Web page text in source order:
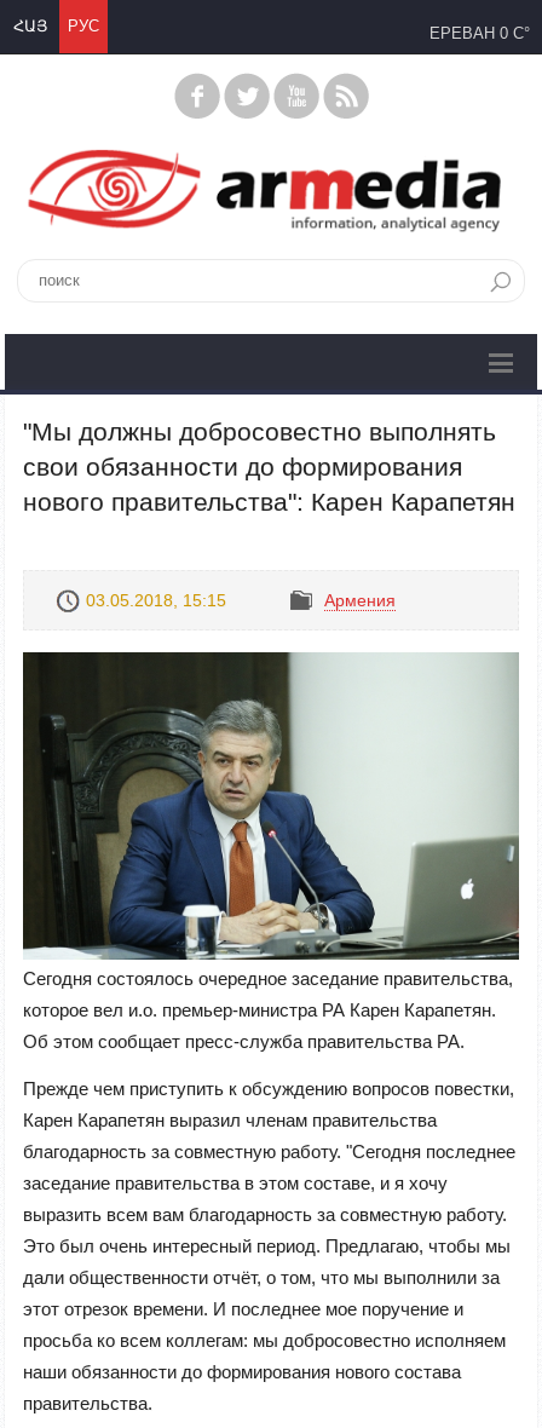
ՀԱՅ РУС ЕРЕВАН 0 C°
"Мы должны добросовестно выполнять
свои обязанности до формирования
нового правительства": Карен Карапетян
03.05.2018, 15:15 Армения
Сегодня состоялось очередное заседание правительства,
которое вел и.о. премьер-министра РА Карен Карапетян.
Об этом сообщает пресс-служба правительства РА.
Прежде чем приступить к обсуждению вопросов повестки,
Карен Карапетян выразил членам правительства
благодарность за совместную работу. "Сегодня последнее
заседание правительства в этом составе, и я хочу
выразить всем вам благодарность за совместную работу.
Это был очень интересный период. Предлагаю, чтобы мы
дали общественности отчёт, о том, что мы выполнили за
этот отрезок времени. И последнее мое поручение и
просьба ко всем коллегам: мы добросовестно исполняем
наши обязанности до формирования нового состава
правительства.